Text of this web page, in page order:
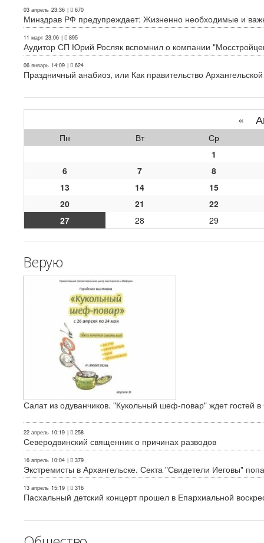
03 апрель 23:36 | 670
Минздрав РФ предупреждает: Жизненно необходимые и
11 март 23:06 | 895
Аудитор СП Юрий Росляк вспомнил о компании
06 январь 14:09 | 624
Праздничный анабиоз, или Как правительство
«
Пн Вт
Ср
1
6
7
8
13
14
15
20
21
22
27
28 29
Верую
Салат из одуванчиков. "Кукольный шеф-повар" ждет гостей
22 апрель 10:19 | 258
Северодвинский священник о причинах разводов
16 апрель 10:04 | 379
Экстремисты в Архангельске. Секта "Свидетели Иеговы"
13 апрель 15:19 | 316
Пасхальный детский концерт прошел в Епархиальной